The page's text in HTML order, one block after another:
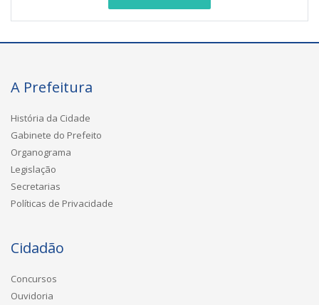
A Prefeitura
História da Cidade
Gabinete do Prefeito
Organograma
Legislação
Secretarias
Políticas de Privacidade
Cidadão
Concursos
Ouvidoria